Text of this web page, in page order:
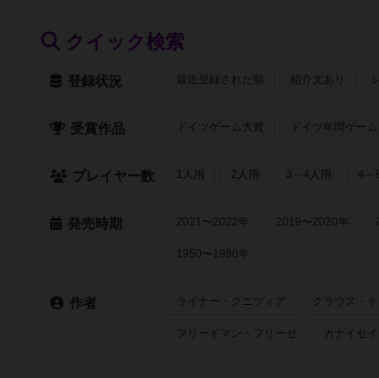
クイック検索
登録状況 最近登録された順 紹介文あり
受賞作品 ドイツゲーム大賞 ドイツ年間ゲーム
プレイヤー数 1人用 2人用 3～4人用 4～
発売時期 2021〜2022年 2019〜2020年
1950〜1980年
作者 ライナー・クニツィア クラウス・
フリードマン・フリーゼ カナイセ